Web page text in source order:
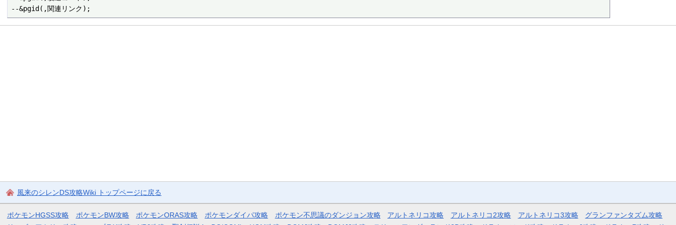
風来のシレンDS攻略Wiki トップページに戻る
ポケモンHGSS攻略 ポケモンBW攻略 ポケモンORAS攻略 ポケモンダイパ攻略 ポケモン不思議のダンジョン攻略 アルトネリコ攻略 アルトネリコ2攻略 アルトネリコ3攻略
グランファンタズム攻略